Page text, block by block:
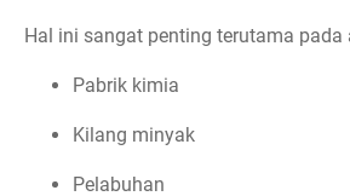
Hal ini sangat penting terutama pada
Pabrik kimia
Kilang minyak
Pelabuhan